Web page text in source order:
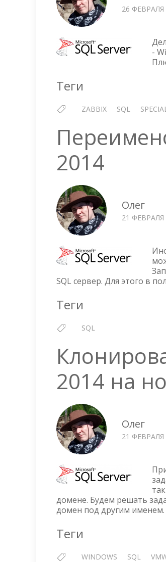
26 ФЕВРАЛЯ
-
Теги
ZABBIX SQL
2014
Олег
21 ФЕВРАЛЯ
SQL сервер. Для этого в
Теги
SQL
2014 на
Олег
21 ФЕВРАЛЯ
домене. Будем решать
домен под другим именем.
Теги
WINDOWS SQL